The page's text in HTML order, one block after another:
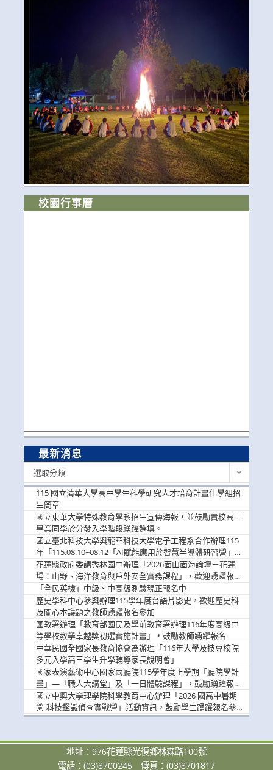
校園行事曆
最新消息
選取分類
115 國立清華大學高中學生科學研究人才培育計畫化學組招
生簡章
國立東華大學特殊教育學系招生宣傳海報，並鼓勵貴校高三
畢業同學於分發入學階段踴躍選填。
國立臺北科技大學與龍華科技大學電子工程系合作辦理115
年「115.08.10~08.12「AI賦能應用於智慧半導體研習營」，
歡迎學生踴躍報名參加
花蓮縣政府委請秀林國中辦理「2026面山面海論壇－花蓮
場：山野、海洋教育與戶外安全實務課程」，歡迎踴躍報名
參加
「全民英檢」中級、中高級測驗現正報名中
歷史學科中心參與辦理115學年度台語片影史，歡迎歷史科
及關心本議題之教師踴躍報名參加
國教署辦理「教育部國民及學前教育署辦理116年度高級中
等學校教學卓越獎初選實施計畫」，鼓勵教師踴躍報名
中華民國全國家長教育協會為辦理「116年大學及技專校院
多元入學高三學生升學輔導家長說明會」
國家表演藝術中心國家兩廳院115學年度上學期「廳院學計
畫」—「職人大講堂」及「一日體驗課程」，鼓勵踴躍報名
參與。
國立中興大學理學院科學教育中心辦理「2026 國高中暑期
營-科技鑑識偵查實戰營」活動資訊，鼓勵學生踴躍報名參
加。
地址：976花蓮縣光復鄉林森路100號
電話：(03)8700245
傳真：(03)8701817